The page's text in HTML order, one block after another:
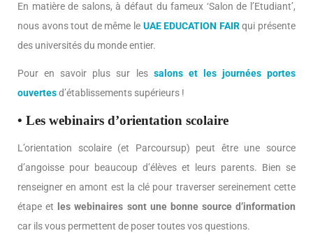
En matière de salons, à défaut du fameux ‘Salon de l’Etudiant’,
nous avons tout de même le UAE EDUCATION FAIRqui présente
des universités du monde entier.
Pour en savoir plus sur les salons et les journées portes
ouvertesd’établissements supérieurs !
• Les webinairs d’orientation scolaire
L’orientation scolaire (et Parcoursup) peut être une source
d’angoisse pour beaucoup d’élèves et leurs parents. Bien se
renseigner en amont est la clé pour traverser sereinement cette
étape et
les webinaires sont une bonne source d’information
car ils vous permettent de poser toutes vos questions.